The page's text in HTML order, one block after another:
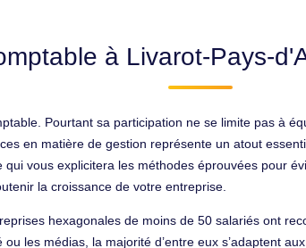
à Livarot-Pays-
Pourtant sa participation ne se limite pas à
en matière de gestion représente un atout
vous explicitera les méthodes éprouvées pour
la croissance de votre entreprise.
hexagonales de moins de 50 salariés ont
les médias, la majorité d’entre eux s’adaptent